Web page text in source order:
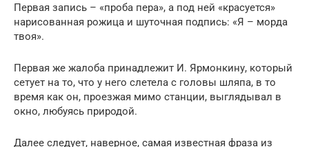
Первая запись – «проба пера», а под ней «красуется»
нарисованная рожица и шуточная подпись: «Я – морда
твоя».
Первая же жалоба принадлежит И. Ярмонкину, который
сетует на то, что у него слетела с головы шляпа, в то
время как он, проезжая мимо станции, выглядывал в
окно, любуясь природой.
Далее следует, наверное, самая известная фраза из